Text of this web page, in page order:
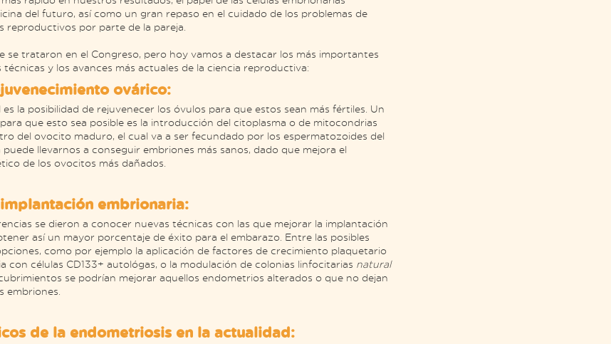
del futuro, así como un gran repaso en el cuidado de los problemas de
reproductivos por parte de la pareja.
se trataron en el Congreso, pero hoy vamos a destacar los más importantes
y los avances más actuales de la ciencia reproductiva:
ovárico:
la posibilidad de rejuvenecer los óvulos para que estos sean más fértiles. Un
que esto sea posible es la introducción del citoplasma o de mitocondrias
del ovocito maduro, el cual va a ser fecundado por los espermatozoides del
llevarnos a conseguir embriones más sanos, dado que mejora el
de los ovocitos más dañados.
embrionaria:
se dieron a conocer nuevas técnicas con las que mejorar la implantación
así un mayor porcentaje de éxito para el embarazo. Entre las posibles
como por ejemplo la aplicación de factores de crecimiento plaquetario
con células CD133+ autológas, o la modulación de colonias linfocitarias natural
se podrían mejorar aquellos endometrios alterados o que no dejan
embriones.
de la endometriosis en la actualidad: